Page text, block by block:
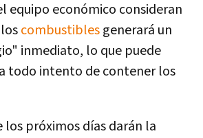
equipo económico consideran
combustiblesgenerará un
inmediato, lo que puede
todo intento de contener los
los próximos dí­as darán la